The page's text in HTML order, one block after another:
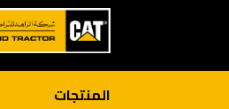
المنتجات